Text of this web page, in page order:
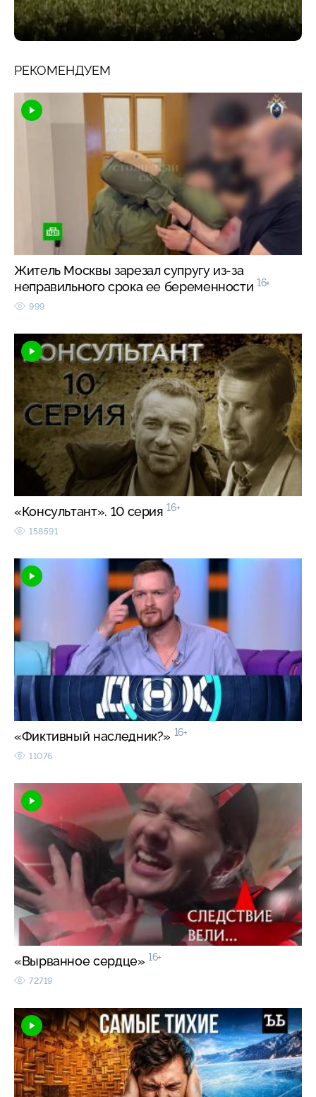
РЕКОМЕНДУЕМ
Житель Москвы зарезал супругу из-за
неправильного срока ее беременности 16+
999
«Консультант». 10 серия 16+
158591
«Фиктивный наследник?» 16+
11076
«Вырванное сердце» 16+
72719